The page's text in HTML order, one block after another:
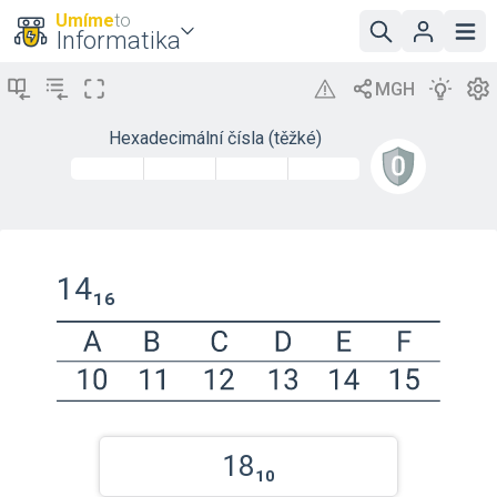
Umímeto
Informatika
Hexadecimální čísla (těžké)
14₁₆
18₁₀